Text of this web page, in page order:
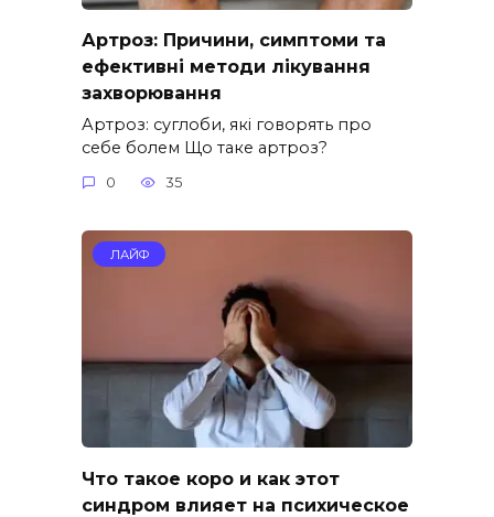
Артроз: Причини, симптоми та
ефективні методи лікування
захворювання
Артроз: суглоби, які говорять про
себе болем Що таке артроз?
0 35
ЛАЙФ
Что такое коро и как этот
синдром влияет на психическое